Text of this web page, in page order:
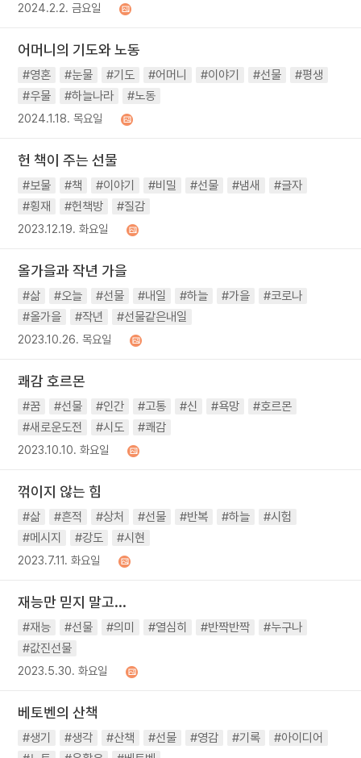
2024.2.2. 금요일
어머니의 기도와 노동
#영혼 #눈물 #기도 #어머니 #이야기 #선물
#평생
#우물
#하늘나라 #노동
2024.1.18. 목요일
헌 책이 주는 선물
#보물 #책 #이야기 #비밀 #선물 #냄새
#글자
#횡재
#헌책방 #질감
2023.12.19. 화요일
올가을과 작년 가을
#삶 #오늘 #선물 #내일 #하늘 #가을
#코로나
#올가을
#작년 #선물같은내일
2023.10.26. 목요일
쾌감 호르몬
#꿈 #선물 #인간 #고통 #신 #욕망
#호르몬
#새로운도전
#시도 #쾌감
2023.10.10. 화요일
꺾이지 않는 힘
#삶 #흔적 #상처 #선물 #반복 #하늘
#시험
#메시지
#강도 #시현
2023.7.11. 화요일
재능만 믿지 말고...
#재능 #선물 #의미 #열심히 #반짝반짝
#누구나
#값진선물
2023.5.30. 화요일
베토벤의 산책
#생기 #생각 #산책 #선물 #영감 #기록
#아이디어